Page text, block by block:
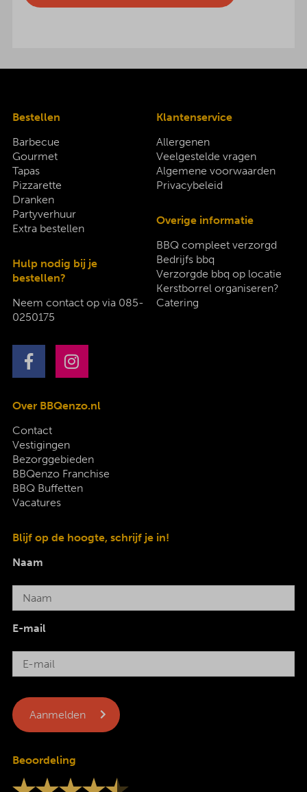
Bestellen
Barbecue
Gourmet
Tapas
Pizzarette
Dranken
Partyverhuur
Extra bestellen
Hulp nodig bij je
bestellen?
Neem contact op via 085-
0250175
Klantenservice
Allergenen
Veelgestelde vragen
Algemene voorwaarden
Privacybeleid
Overige informatie
BBQ compleet verzorgd
Bedrijfs bbq
Verzorgde bbq op locatie
Kerstborrel organiseren?
Catering
Over BBQenzo.nl
Contact
Vestigingen
Bezorggebieden
BBQenzo Franchise
BBQ Buffetten
Vacatures
Blijf op de hoogte, schrijf je in!
Naam
E-mail
Beoordeling